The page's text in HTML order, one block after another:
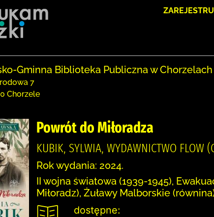
Gminna Biblioteka Publiczna w Chorzelach
7
Chorzele
Powrót do Miłoradza
KUBIK, SYLWIA, WYDAWNICTWO FLOW
Rok wydania: 2024.
II wojna światowa (1939-1945),
Miłoradz), Żuławy Malborskie
dostępne: